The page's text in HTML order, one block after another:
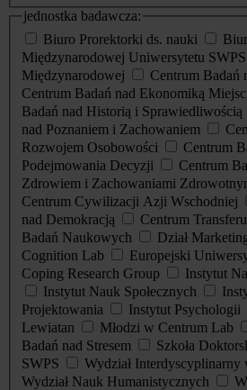
jednostka badawcza:
Biuro Prorektorki ds. nauki
Międzynarodowej Uniwersytetu SWPS
Międzynarodowej
Centrum Badań
Centrum Badań nad Ekonomiką
Badań nad Historią i Sprawiedliwością
nad Poznaniem i Zachowaniem
Rozwojem Osobowości
Centrum
Podejmowania Decyzji
Centrum
Zdrowiem i Zachowaniami
Centrum Cywilizacji Azji Wschodniej
nad Demokracją
Centrum
Badań Naukowych
Dział
Cognition Lab
Europejski
Coping Research Group
Instytut
Instytut Nauk Społecznych
Projektowania
Instytut Psychologii
Lewiatan
Młodzi w Centrum Lab
Badań nad Stresem
Szkoła
SWPS
Wydział
Wydział Nauk Humanistycznych